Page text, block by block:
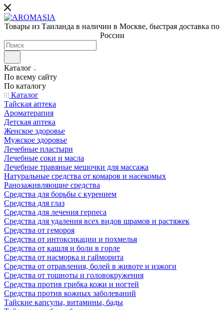
Товары из Таиланда в наличии в Москве, быстрая доставка по
России
Каталог
По всему сайту
По каталогу
Каталог
Тайская аптека
Ароматерапия
Детская аптека
Женское здоровье
Мужское здоровье
Лечебные пластыри
Лечебные соки и масла
Лечебные травяные мешочки для массажа
Натуральные средства от комаров и насекомых
Ранозаживляющие средства
Средства для борьбы с курением
Средства для глаз
Средства для лечения герпеса
Средства для удаления всех видов шрамов и растяжек
Средства от гемороя
Средства от интоксикации и похмелья
Средства от кашля и боли в горле
Средства от насморка и гайморита
Средства от отравления, болей в животе и изжоги
Средства от тошноты и головокружения
Средства против грибка кожи и ногтей
Средства против кожных заболеваний
Тайские капсулы, витамины, бады